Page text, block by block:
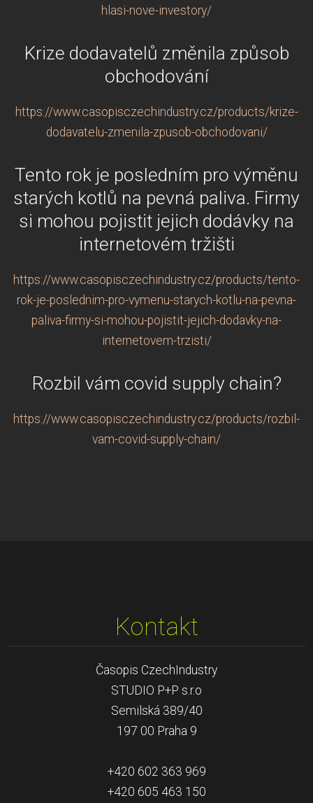
hlasi-nove-investory/
Krize dodavatelů změnila způsob
obchodování
https://www.casopisczechindustry.cz/products/krize-
dodavatelu-zmenila-zpusob-obchodovani/
Tento rok je posledním pro výměnu
starých kotlů na pevná paliva. Firmy
si mohou pojistit jejich dodávky na
internetovém tržišti
https://www.casopisczechindustry.cz/products/tento-
rok-je-poslednim-pro-vymenu-starych-kotlu-na-pevna-
paliva-firmy-si-mohou-pojistit-jejich-dodavky-na-
internetovem-trzisti/
Rozbil vám covid supply chain?
https://www.casopisczechindustry.cz/products/rozbil-
vam-covid-supply-chain/
Kontakt
Časopis CzechIndustry
STUDIO P+P s.r.o
Semilská 389/40
197 00 Praha 9
+420 602 363 969
+420 605 463 150